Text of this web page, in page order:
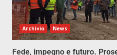
Archivio News
Fede, impegno e futuro.